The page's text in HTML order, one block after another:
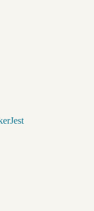
Jest